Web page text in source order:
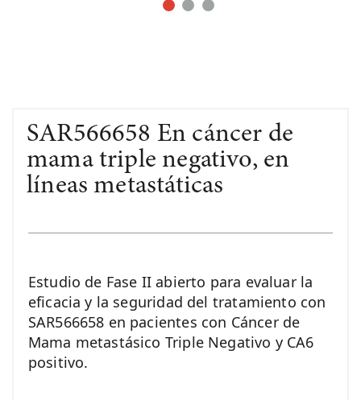
SAR566658 En cáncer de
mama triple negativo, en
líneas metastáticas
Estudio de Fase II abierto para evaluar la
eficacia y la seguridad del tratamiento con
SAR566658 en pacientes con Cáncer de
Mama metastásico Triple Negativo y CA6
positivo.